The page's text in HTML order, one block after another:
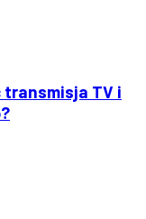
transmisja TV i